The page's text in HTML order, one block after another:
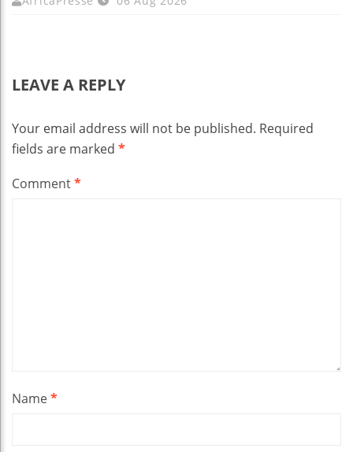
LEAVE A REPLY
Your email address will not be published. Required
fields are marked *
Comment*
Name*